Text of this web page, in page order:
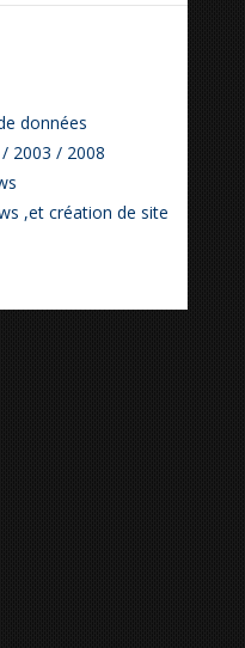
données
2003 / 2008
,et création de site